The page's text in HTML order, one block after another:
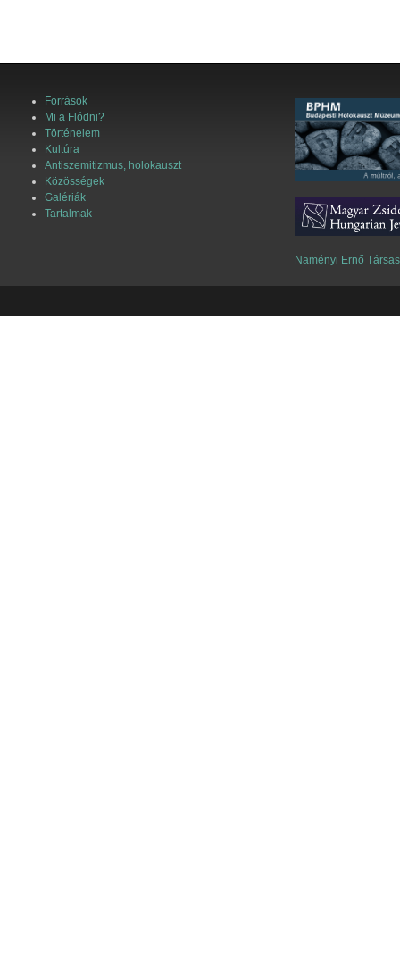
Források
Mi a Flódni?
Történelem
Kultúra
Antiszemitizmus, holokauszt
Közösségek
Galériák
Tartalmak
Naményi Ernő